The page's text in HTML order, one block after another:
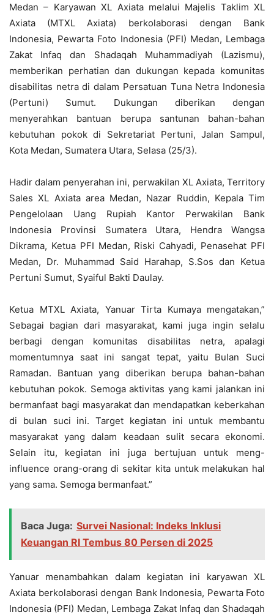
Medan – Karyawan XL Axiata melalui Majelis Taklim XL
Axiata (MTXL Axiata) berkolaborasi dengan Bank
Indonesia, Pewarta Foto Indonesia (PFI) Medan, Lembaga
Zakat Infaq dan Shadaqah Muhammadiyah (Lazismu),
memberikan perhatian dan dukungan kepada komunitas
disabilitas netra di dalam Persatuan Tuna Netra Indonesia
(Pertuni) Sumut. Dukungan diberikan dengan
menyerahkan bantuan berupa santunan bahan-bahan
kebutuhan pokok di Sekretariat Pertuni, Jalan Sampul,
Kota Medan, Sumatera Utara, Selasa (25/3).
Hadir dalam penyerahan ini, perwakilan XL Axiata, Territory
Sales XL Axiata area Medan, Nazar Ruddin, Kepala Tim
Pengelolaan Uang Rupiah Kantor Perwakilan Bank
Indonesia Provinsi Sumatera Utara, Hendra Wangsa
Dikrama, Ketua PFI Medan, Riski Cahyadi, Penasehat PFI
Medan, Dr. Muhammad Said Harahap, S.Sos dan Ketua
Pertuni Sumut, Syaiful Bakti Daulay.
Ketua MTXL Axiata, Yanuar Tirta Kumaya mengatakan,”
Sebagai bagian dari masyarakat, kami juga ingin selalu
berbagi dengan komunitas disabilitas netra, apalagi
momentumnya saat ini sangat tepat, yaitu Bulan Suci
Ramadan. Bantuan yang diberikan berupa bahan-bahan
kebutuhan pokok. Semoga aktivitas yang kami jalankan ini
bermanfaat bagi masyarakat dan mendapatkan keberkahan
di bulan suci ini. Target kegiatan ini untuk membantu
masyarakat yang dalam keadaan sulit secara ekonomi.
Selain itu, kegiatan ini juga bertujuan untuk meng-
influence orang-orang di sekitar kita untuk melakukan hal
yang sama. Semoga bermanfaat.”
Baca Juga: Survei Nasional: Indeks Inklusi
Keuangan RI Tembus 80 Persen di 2025
Yanuar menambahkan dalam kegiatan ini karyawan XL
Axiata berkolaborasi dengan Bank Indonesia, Pewarta Foto
Indonesia (PFI) Medan, Lembaga Zakat Infaq dan Shadaqah